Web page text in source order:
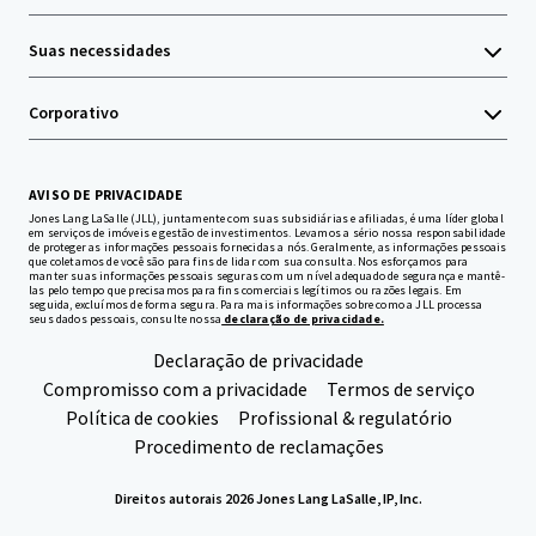
Suas necessidades
Corporativo
AVISO DE PRIVACIDADE
Jones Lang LaSalle (JLL), juntamente com suas subsidiárias e afiliadas, é uma líder global
em serviços de imóveis e gestão de investimentos. Levamos a sério nossa responsabilidade
de proteger as informações pessoais fornecidas a nós. Geralmente, as informações pessoais
que coletamos de você são para fins de lidar com sua consulta. Nos esforçamos para
manter suas informações pessoais seguras com um nível adequado de segurança e mantê-
las pelo tempo que precisamos para fins comerciais legítimos ou razões legais. Em
seguida, excluímos de forma segura. Para mais informações sobre como a JLL processa
seus dados pessoais, consulte nossa declaração de privacidade.
Declaração de privacidade
Compromisso com a privacidade
Termos de serviço
Política de cookies
Profissional & regulatório
Procedimento de reclamações
Direitos autorais 2026 Jones Lang LaSalle, IP, Inc.